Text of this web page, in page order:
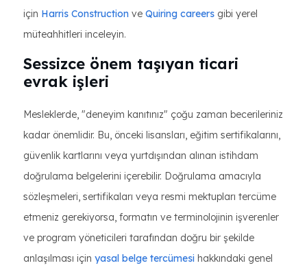
için Harris Construction ve Quiring careers gibi yerel
müteahhitleri inceleyin.
Sessizce önem taşıyan ticari
evrak işleri
Mesleklerde, "deneyim kanıtınız" çoğu zaman becerileriniz
kadar önemlidir. Bu, önceki lisansları, eğitim sertifikalarını,
güvenlik kartlarını veya yurtdışından alınan istihdam
doğrulama belgelerini içerebilir. Doğrulama amacıyla
sözleşmeleri, sertifikaları veya resmi mektupları tercüme
etmeniz gerekiyorsa, formatın ve terminolojinin işverenler
ve program yöneticileri tarafından doğru bir şekilde
anlaşılması için yasal belge tercümesi hakkındaki genel